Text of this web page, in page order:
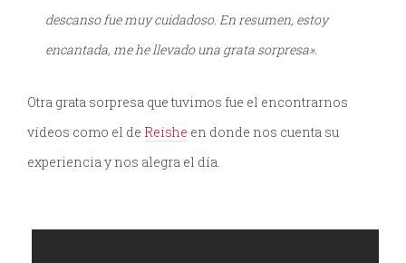
descanso fue muy cuidadoso. En resumen, estoy
encantada, me he llevado una grata sorpresa».
Otra grata sorpresa que tuvimos fue el encontrarnos
vídeos como el de Reishe en donde nos cuenta su
experiencia y nos alegra el día.